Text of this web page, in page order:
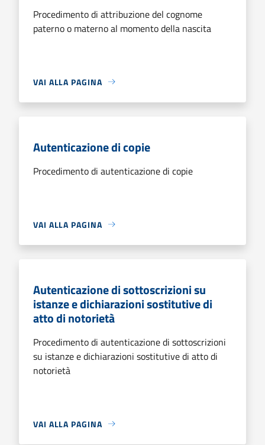
Procedimento di attribuzione del cognome
paterno o materno al momento della nascita
VAI ALLA PAGINA
Autenticazione di copie
Procedimento di autenticazione di copie
VAI ALLA PAGINA
Autenticazione di sottoscrizioni su
istanze e dichiarazioni sostitutive di
atto di notorietà
Procedimento di autenticazione di sottoscrizioni
su istanze e dichiarazioni sostitutive di atto di
notorietà
VAI ALLA PAGINA